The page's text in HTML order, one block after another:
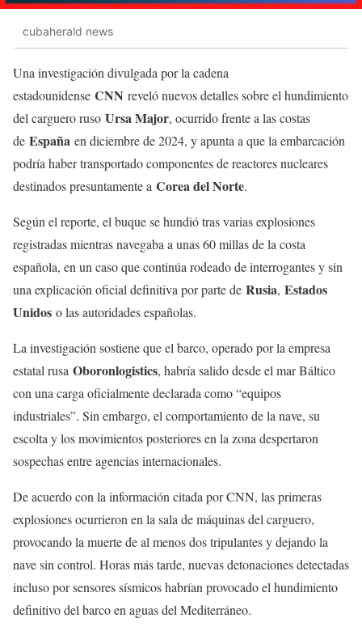
cubaherald news
Una investigación divulgada por la cadena
estadounidense CNN reveló nuevos detalles sobre el hundimiento
del carguero ruso Ursa Major, ocurrido frente a las costas
de España en diciembre de 2024, y apunta a que la embarcación
podría haber transportado componentes de reactores nucleares
destinados presuntamente a Corea del Norte.
Según el reporte, el buque se hundió tras varias explosiones
registradas mientras navegaba a unas 60 millas de la costa
española, en un caso que continúa rodeado de interrogantes y sin
una explicación oficial definitiva por parte de Rusia, Estados
Unidos o las autoridades españolas.
La investigación sostiene que el barco, operado por la empresa
estatal rusa Oboronlogistics, habría salido desde el mar Báltico
con una carga oficialmente declarada como “equipos
industriales”. Sin embargo, el comportamiento de la nave, su
escolta y los movimientos posteriores en la zona despertaron
sospechas entre agencias internacionales.
De acuerdo con la información citada por CNN, las primeras
explosiones ocurrieron en la sala de máquinas del carguero,
provocando la muerte de al menos dos tripulantes y dejando la
nave sin control. Horas más tarde, nuevas detonaciones detectadas
incluso por sensores sísmicos habrían provocado el hundimiento
definitivo del barco en aguas del Mediterráneo.